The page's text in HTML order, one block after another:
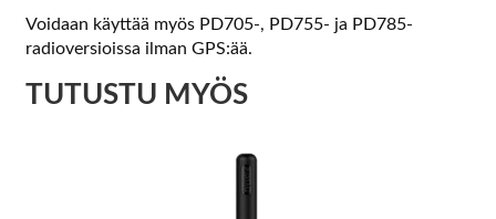
Voidaan käyttää myös PD705-, PD755- ja PD785-
radioversioissa ilman GPS:ää.
TUTUSTU MYÖS